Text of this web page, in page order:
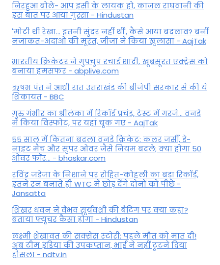
निरहुआ बोले- आप इसी के लायक हो, काजल राघवानी की
इस बात पर आया गुस्सा - Hindustan
'मोटी थीं रेखा... इतनी सुंदर नहीं थीं', कैसे आया बदलाव? बनीं
नजाकत-अदाओं की मूरत, जीजा ने किया खुलासा - AajTak
भारतीय क्रिकेटर ने गुपचुप रचाई शादी, खूबसूरत एक्ट्रेस को
बनाया हमसफर - abplive.com
ऋषभ पंत ने आधी रात उत्तराखंड की बीजेपी सरकार से की ये
शिकायत - BBC
गुरु गंभीर का श्रीलंका में र‍िकॉर्ड प्रचंड, टेस्ट में गरजे... वनडे
में किया व‍िस्फोट, पर यहां चूक गए - AajTak
55 साल में कितना बदला वनडे क्रिकेट: कलर जर्सी, डे-
नाइट मैच और सुपर ओवर जैसे नियम बदले; क्या होगा 50
ओवर फॉर... - bhaskar.com
रविंद्र जडेजा के निशाने पर रोहित-कोहली का बड़ा रिकॉर्ड,
इतने रन बनाते ही WTC में छोड़ देंगे दोनों को पीछे -
Jansatta
शिखर धवन ने वैभव सूर्यवंशी की बैटिंग पर क्या कहा?
बताया फ्यूचर कैसा होगा - Hindustan
लक्ष्मी शेखावत की सक्‍सेस स्‍टोरी: पहले मौत को मात दी!
अब टीम इंडिया की उपकप्तान, भाई ने नहीं टूटने दिया
हौसला - ndtv.in